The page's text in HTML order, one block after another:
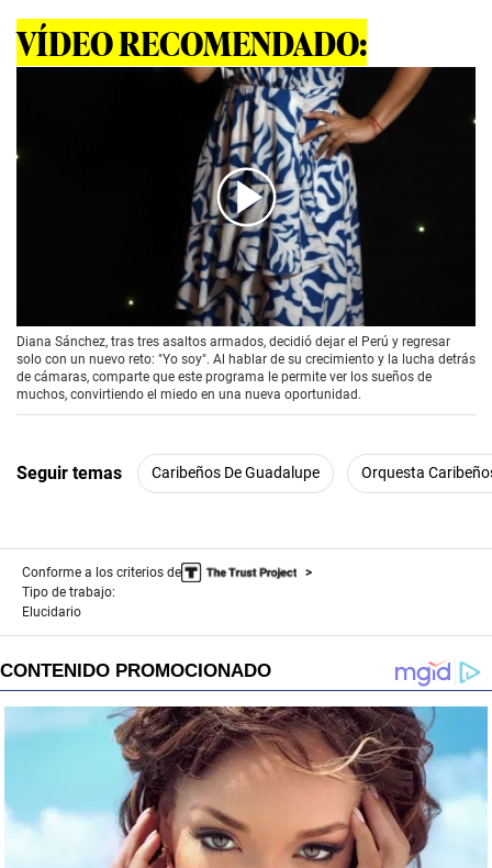
VÍDEO RECOMENDADO:
00:00/
Diana Sánchez, tras tres asaltos armados, decidió dejar el Perú y regresar
solo con un nuevo reto: "Yo soy". Al hablar de su crecimiento y la lucha detrás
de cámaras, comparte que este programa le permite ver los sueños de
muchos, convirtiendo el miedo en una nueva oportunidad.
Seguir temas Caribeños De Guadalupe Orquesta
Conforme a los criterios de
Tipo de trabajo:
Elucidario